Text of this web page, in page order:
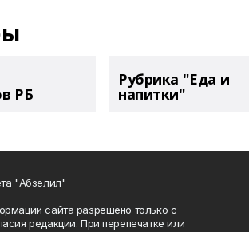
РБ
Рубрика "Еда и
напитки"
"Абзелил"
сайта разрешено только с
редакции. При перепечатке или